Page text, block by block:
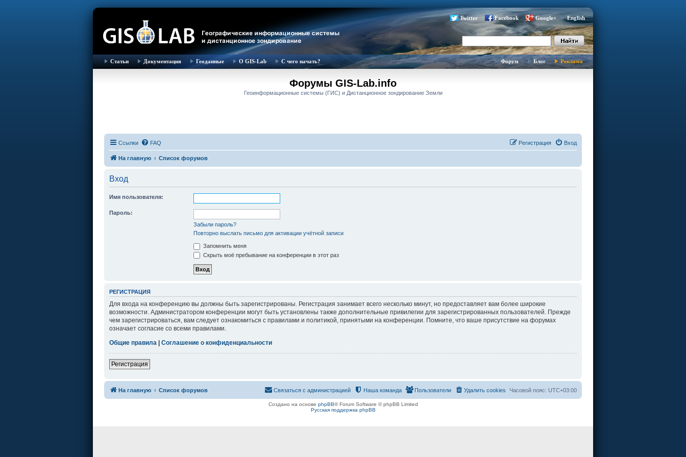
Twitter Facebook Google+ English
Статьи Документация Геоданные О GIS-Lab С чего начать? Форум Блог Реклама
Форумы GIS-Lab.info
Геоинформационные системы (ГИС) и Дистанционное зондирование Земли
Ссылки FAQ Вход
Регистрация
На главную Список форумов
Вход
Имя пользователя:
Пароль:
Забыли пароль?
Повторно выслать письмо для активации учётной записи
Запомнить меня
Скрыть моё пребывание на конференции в этот раз
РЕГИСТРАЦИЯ
Для входа на конференцию вы должны быть зарегистрированы. Регистрация занимает всего несколько минут, но предоставляет вам более широкие
возможности. Администратором конференции могут быть установлены также дополнительные привилегии для зарегистрированных пользователей. Прежде
чем зарегистрироваться, вам следует ознакомиться с правилами и политикой, принятыми на конференции. Помните, что ваше присутствие на форумах
означает согласие со всеми правилами.
Общие правила | Соглашение о конфиденциальности
Регистрация
На главную Список форумов Часовой пояс: UTC+03:00
Удалить cookies
Пользователи
Наша команда
Связаться с администрацией
Создано на основе phpBB® Forum Software © phpBB Limited
Русская поддержка phpBB